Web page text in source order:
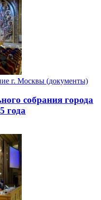
г. Москвы (документы)
собрания города
года